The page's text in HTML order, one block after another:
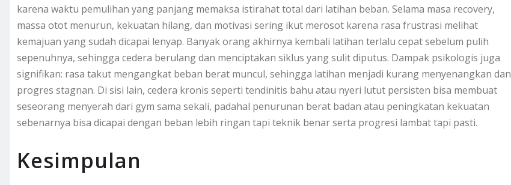
karena waktu pemulihan yang panjang memaksa istirahat total dari latihan beban. Selama masa recovery,
massa otot menurun, kekuatan hilang, dan motivasi sering ikut merosot karena rasa frustrasi melihat
kemajuan yang sudah dicapai lenyap. Banyak orang akhirnya kembali latihan terlalu cepat sebelum pulih
sepenuhnya, sehingga cedera berulang dan menciptakan siklus yang sulit diputus. Dampak psikologis juga
signifikan: rasa takut mengangkat beban berat muncul, sehingga latihan menjadi kurang menyenangkan dan
progres stagnan. Di sisi lain, cedera kronis seperti tendinitis bahu atau nyeri lutut persisten bisa membuat
seseorang menyerah dari gym sama sekali, padahal penurunan berat badan atau peningkatan kekuatan
sebenarnya bisa dicapai dengan beban lebih ringan tapi teknik benar serta progresi lambat tapi pasti.
Kesimpulan